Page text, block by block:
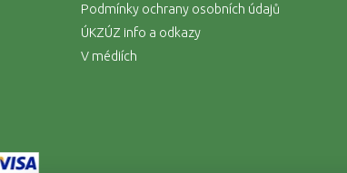
Podmínky ochrany osobních údajů
ÚKZÚZ info a odkazy
V médiích